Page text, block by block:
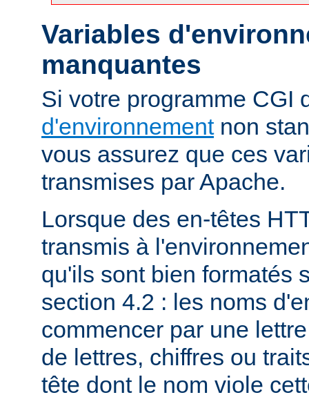
Variables
manquantes
Si votre programme CGI
d'environnementnon
vous assurez que ces
transmises par Apache.
Lorsque des en-têtes
transmis à
qu'ils sont bien formatés
section 4.2 : les noms
commencer par une
de lettres, chiffres ou
tête dont le nom viole